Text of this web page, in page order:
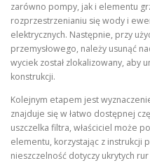
zarówno pompy, jak i elementu
rozprzestrzenianiu się wody i
elektrycznych. Następnie, przy
przemysłowego, należy usunąć
wyciek został zlokalizowany, aby
konstrukcji.
Kolejnym etapem jest
znajduje się w łatwo dostępnej
uszczelka filtra, właściciel może
elementu, korzystając z instrukcji
nieszczelność dotyczy ukrytych